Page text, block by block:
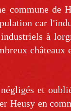
commune de
car
à
et
Heusy en